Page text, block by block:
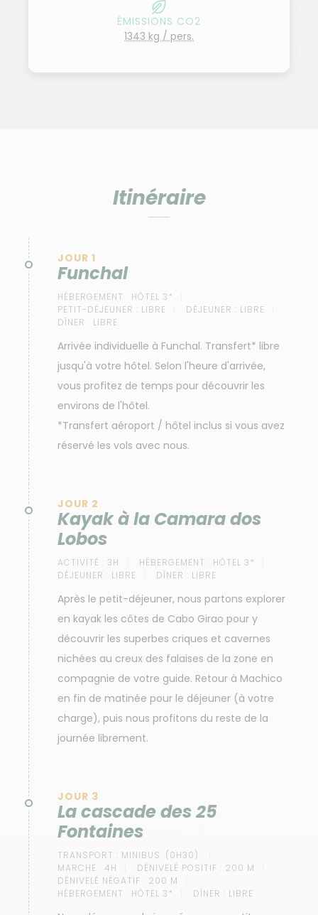
ÉMISSIONS CO2
1343 kg / pers.
Itinéraire
JOUR 1
Funchal
HÉBERGEMENT : HÔTEL 3*
PETIT-DÉJEUNER : LIBRE DÉJEUNER : LIBRE
DÎNER : LIBRE
Arrivée individuelle à Funchal. Transfert* libre
jusqu'à votre hôtel. Selon l'heure d'arrivée,
vous profitez de temps pour découvrir les
environs de l'hôtel.
*Transfert aéroport / hôtel inclus si vous avez
réservé les vols avec nous.
JOUR 2
Kayak à la Camara dos
Lobos
ACTIVITÉ : 3H HÉBERGEMENT : HÔTEL 3*
DÉJEUNER : LIBRE DÎNER : LIBRE
Après le petit-déjeuner, nous partons explorer
en kayak les côtes de Cabo Girao pour y
découvrir les superbes criques et cavernes
nichées au creux des falaises de la zone en
compagnie de votre guide. Retour à Machico
en fin de matinée pour le déjeuner (à votre
charge), puis nous profitons du reste de la
journée librement.
JOUR 3
La cascade des 25
Fontaines
TRANSPORT : MINIBUS. (0H30)
MARCHE : 4H DÉNIVELÉ POSITIF : 200 M
DÉNIVELÉ NÉGATIF : 200 M
HÉBERGEMENT : HÔTEL 3* DÎNER : LIBRE